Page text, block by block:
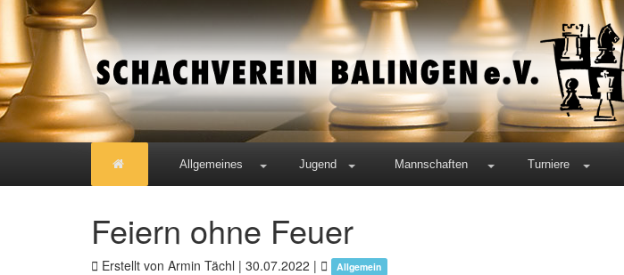
Allgemeines Jugend Mannschaften Turniere
Feiern ohne Feuer
Erstellt von Armin Tächl | 30.07.2022 | Allgemein